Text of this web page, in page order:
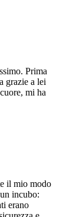
Prima
grazie a lei
mi ha
il mio modo
incubo:
erano